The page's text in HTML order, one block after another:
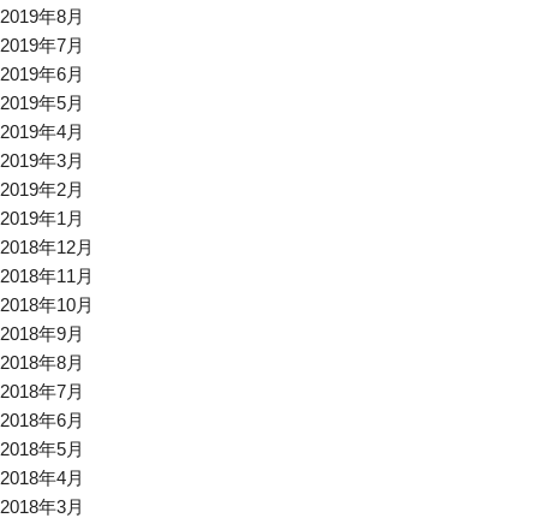
2019年8月
2019年7月
2019年6月
2019年5月
2019年4月
2019年3月
2019年2月
2019年1月
2018年12月
2018年11月
2018年10月
2018年9月
2018年8月
2018年7月
2018年6月
2018年5月
2018年4月
2018年3月